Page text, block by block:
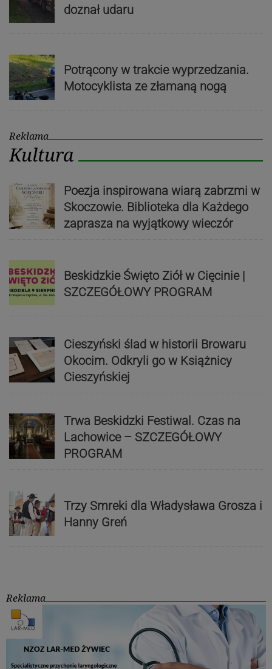
doznał udaru
Potrącony w trakcie wyprzedzania.
Motocyklista ze złamaną nogą
Reklama
Kultura
Poezja inspirowana wiarą zabrzmi w
Skoczowie. Biblioteka dla Każdego
zaprasza na wyjątkowy wieczór
Beskidzkie Święto Ziół w Cięcinie |
SZCZEGÓŁOWY PROGRAM
Cieszyński ślad w historii Browaru
Okocim. Odkryli go w Książnicy
Cieszyńskiej
Trwa Beskidzki Festiwal. Czas na
Lachowice – SZCZEGÓŁOWY
PROGRAM
Trzy Smreki dla Władysława Grosza i
Hanny Greń
Reklama